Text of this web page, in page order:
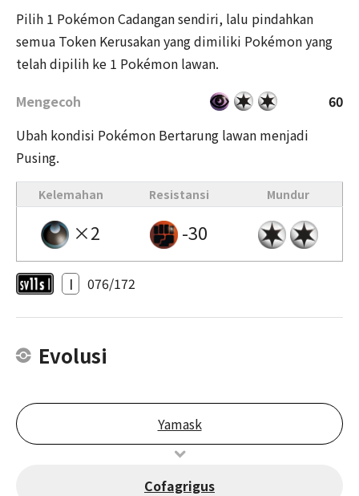
Pilih 1 Pokémon Cadangan sendiri, lalu pindahkan
semua Token Kerusakan yang dimiliki Pokémon yang
telah dipilih ke 1 Pokémon lawan.
Mengecoh
60
Ubah kondisi Pokémon Bertarung lawan menjadi
Pusing.
Kelemahan Resistansi Mundur
×2 -30
I 076/172
Evolusi
Yamask
Cofagrigus